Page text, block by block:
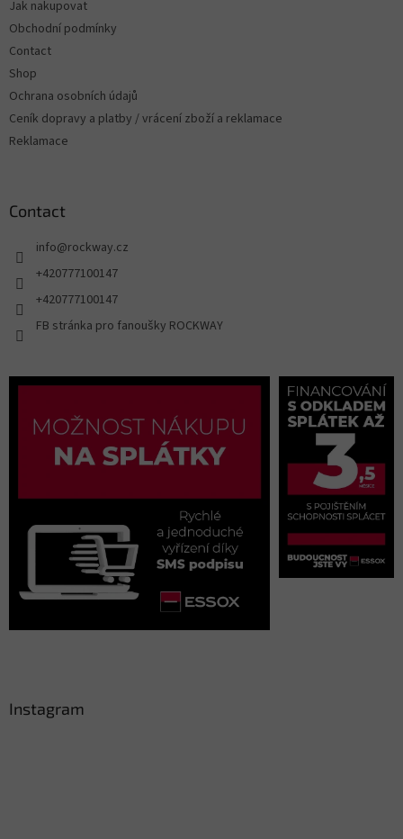
Jak nakupovat
Obchodní podmínky
Contact
Shop
Ochrana osobních údajů
Ceník dopravy a platby / vrácení zboží a reklamace
Reklamace
Contact
info@rockway.cz
+420777100147
+420777100147
FB stránka pro fanoušky ROCKWAY
Instagram